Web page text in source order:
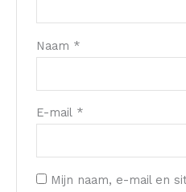
Naam *
E-mail *
Mijn naam, e-mail en